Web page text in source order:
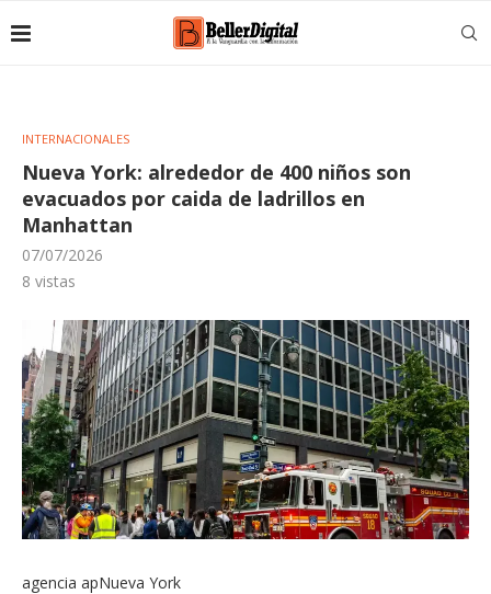
INTERNACIONALES
Nueva York: alrededor de 400 niños son
evacuados por caida de ladrillos en
Manhattan
07/07/2026
8 vistas
agencia apNueva York